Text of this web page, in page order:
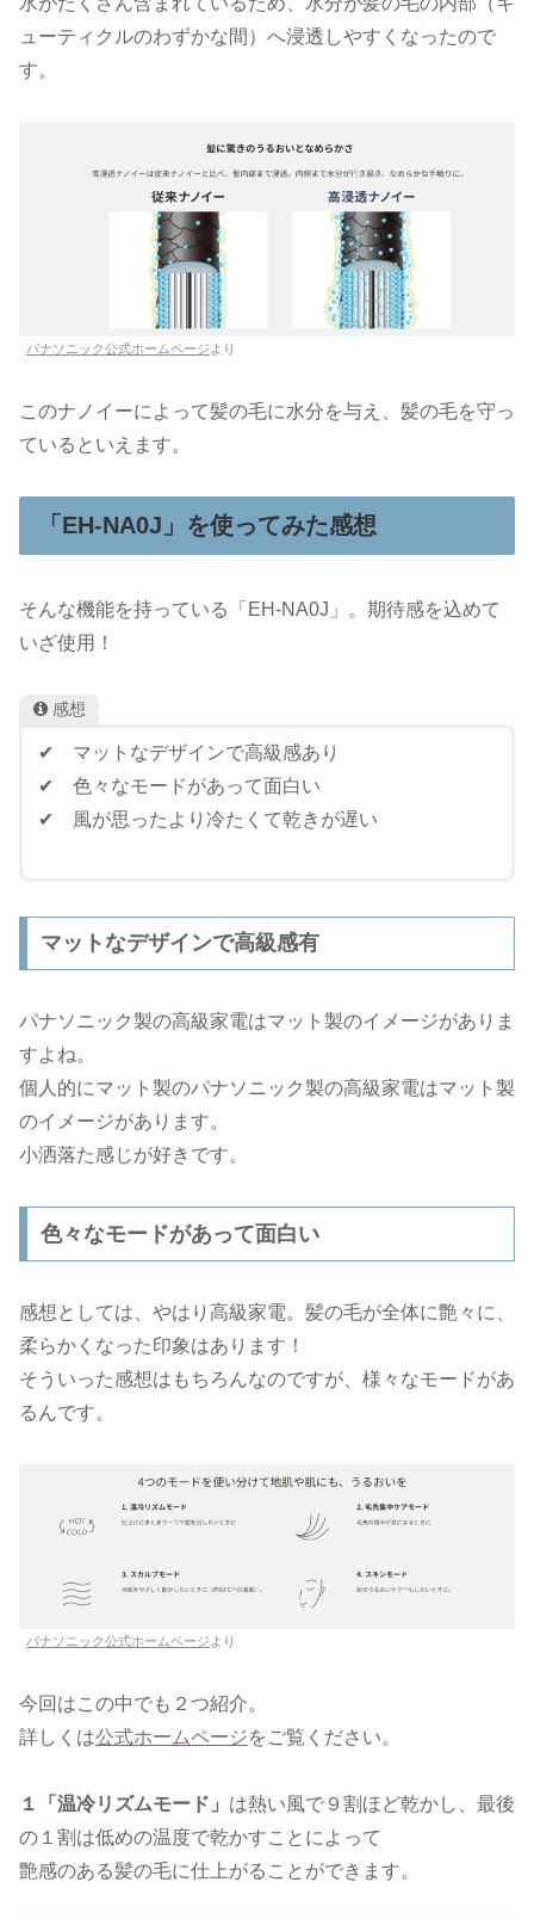
ューティクルのわずかな間）へ浸透しやすくなったので
す。
パナソニック公式ホームページより
このナノイーによって髪の毛に水分を与え、髪の毛を守っ
ているといえます。
「EH-NA0J」を使ってみた感想
そんな機能を持っている「EH-NA0J」。期待感を込めて
いざ使用！
感想
✔ マットなデザインで高級感あり
✔ 色々なモードがあって面白い
✔ 風が思ったより冷たくて乾きが遅い
マットなデザインで高級感有
パナソニック製の高級家電はマット製のイメージがありま
すよね。
個人的にマット製のパナソニック製の高級家電はマット製
のイメージがあります。
小洒落た感じが好きです。
色々なモードがあって面白い
感想としては、やはり高級家電。髪の毛が全体に艶々に、
柔らかくなった印象はあります！
そういった感想はもちろんなのですが、様々なモードがあ
るんです。
パナソニック公式ホームページ より
今回はこの中でも２つ紹介。
詳しくは公式ホームページをご覧ください。
１「温冷リズムモード」 は熱い風で９割ほど乾かし、最後
の１割は低めの温度で乾かすことによって
艶感のある髪の毛に仕上がることができます。